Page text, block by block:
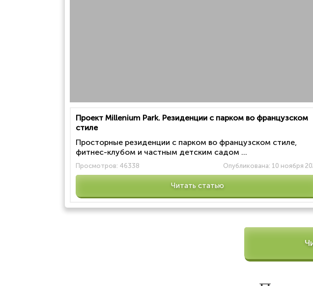
Проект Millenium Park. Резиденции с парком во французском
стиле
Просторные резиденции с парком во французском стиле,
фитнес-клубом и частным детским садом ...
Просмотров: 46338 Опубликована: 10 ноября
Читать статью